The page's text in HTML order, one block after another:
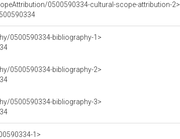
0500590334-cultural-scope-attribution-2>
0500590334-bibliography-1>
0500590334-bibliography-2>
0500590334-bibliography-3>
1>